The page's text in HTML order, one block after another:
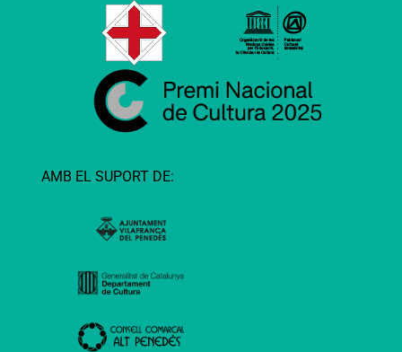
AMB EL SUPORT DE: